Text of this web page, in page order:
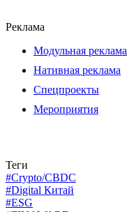
Реклама
Модульная реклама
Нативная реклама
Спецпроекты
Мероприятия
Теги
#Crypto/CBDC
#Digital Китай
#ESG